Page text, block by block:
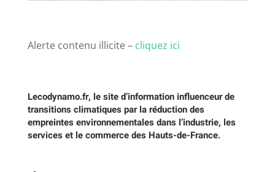
Alerte contenu illicite – cliquez ici
Lecodynamo.fr, le site d’information influenceur de
transitions climatiques par la réduction des
empreintes environnementales dans l’industrie, les
services et le commerce des Hauts-de-France.